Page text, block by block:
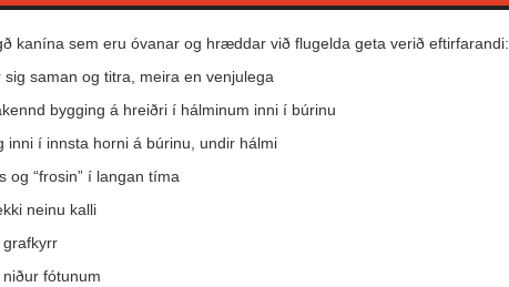
kanína sem eru óvanar og hræddar við flugelda geta verið eftirfarandi:
sig saman og titra, meira en venjulega
bygging á hreiðri í hálminum inni í búrinu
inni í innsta horni á búrinu, undir hálmi
og “frosin” í langan tíma
neinu kalli
grafkyrr
fótunum